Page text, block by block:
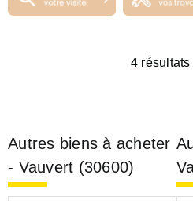
4 résultats
Autres biens à acheter
- Vauvert (30600)